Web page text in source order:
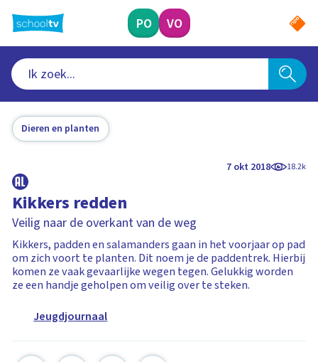
naar
hoofdinhoud
PO VO
Dieren en planten
7 okt 2018 18.2k
Kikkers redden
Veilig naar de overkant van de weg
Kikkers, padden en salamanders gaan in het voorjaar op pad
om zich voort te planten. Dit noem je de paddentrek. Hierbij
komen ze vaak gevaarlijke wegen tegen. Gelukkig worden
ze een handje geholpen om veilig over te steken.
Jeugdjournaal